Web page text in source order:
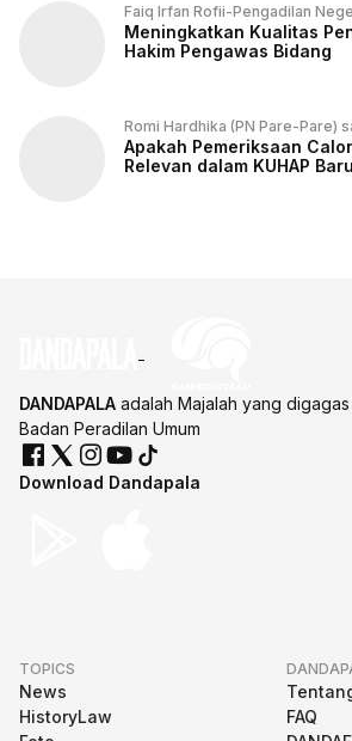
Faiq Irfan Rofii-Pengadilan
Meningkatkan Kualitas
Hakim Pengawas Bidang
Romi Hardhika (PN Pare-Pare)
Apakah Pemeriksaan
Relevan dalam KUHAP
DANDAPALA adalah Majalah yang
Badan Peradilan Umum
Download Dandapala
TOPICS
News
HistoryLaw
FAQ